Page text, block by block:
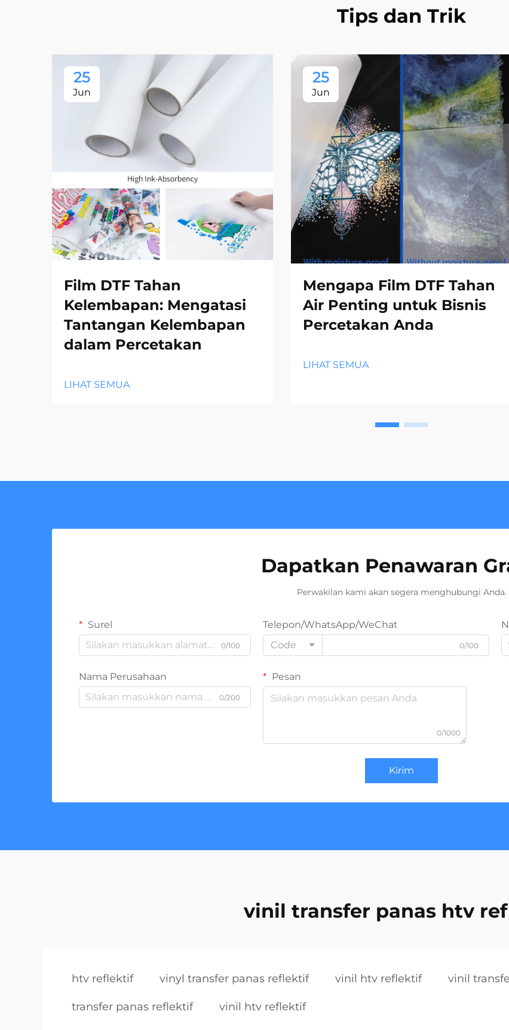
Tips dan Trik
25
Jun
Film DTF Tahan
Kelembapan: Mengatasi
Tantangan Kelembapan
dalam Percetakan
LIHAT SEMUA
25
Jun
Mengapa Film DTF Tahan
Air Penting untuk Bisnis
Percetakan Anda
LIHAT SEMUA
Dapatkan Penawaran
Perwakilan kami akan segera menghubungi Anda.
Surel
0/100
Telepon/WhatsApp/WeChat
Code
0/100
Nama Perusahaan
0/200
Pesan
0/1000
Kirim
vinil transfer panas htv
htv reflektif vinyl transfer panas reflektif vinil htv reflektif vinil
transfer panas reflektif vinil htv reflektif